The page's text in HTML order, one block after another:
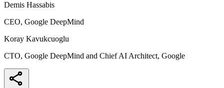
Demis Hassabis
CEO, Google DeepMind
Koray Kavukcuoglu
CTO, Google DeepMind and Chief AI Architect, Google